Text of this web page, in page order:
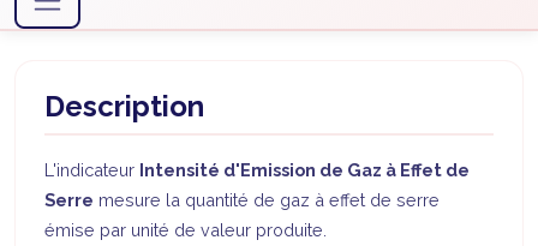
Description
L'indicateur Intensité d'Emission de Gaz à Effet de
Serre mesure la quantité de gaz à effet de serre
émise par unité de valeur produite.